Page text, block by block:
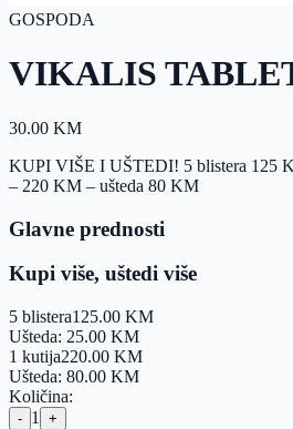
GOSPODA
VIKALIS
30.00 KM
KUPI VIŠE I UŠTEDI! 5 blistera 125
– 220 KM – ušteda 80 KM
Glavne prednosti
Kupi više, uštedi više
5 blistera125.00 KM
Ušteda: 25.00 KM
1 kutija220.00 KM
Ušteda: 80.00 KM
Količina:
- 1 +